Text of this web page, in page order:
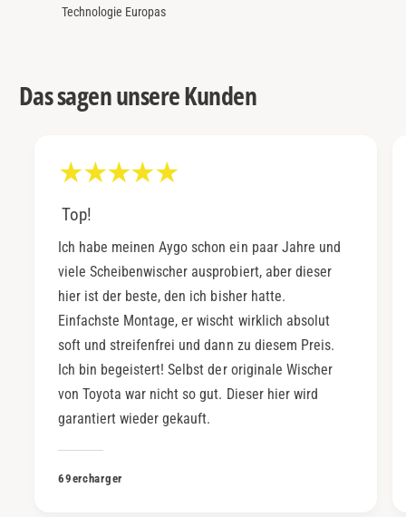
Technologie Europas
Das sagen unsere Kunden
Top!
Ich habe meinen Aygo schon ein paar Jahre und
viele Scheibenwischer ausprobiert, aber dieser
hier ist der beste, den ich bisher hatte.
Einfachste Montage, er wischt wirklich absolut
soft und streifenfrei und dann zu diesem Preis.
Ich bin begeistert! Selbst der originale Wischer
von Toyota war nicht so gut. Dieser hier wird
garantiert wieder gekauft.
69ercharger